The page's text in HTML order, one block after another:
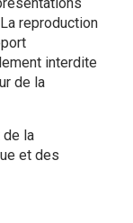
reproduction
interdite
de la
de la
et des